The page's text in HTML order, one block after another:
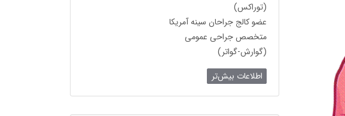
(توراکس)
عضو کالج جراحان سینه آمریکا
متخصص جراحی عمومی
(گوارش-گواتر)
اطلاعات بیش‌تر